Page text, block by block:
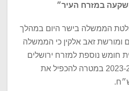
במזרח העיר״
הממשלה בישר היום במהלך
ומורשת זאב אלקין כי הממשלה
חומש נוספת למזרח ירושלים
שתיושם בין השנים 2023-2028 במטרה להכפיל את